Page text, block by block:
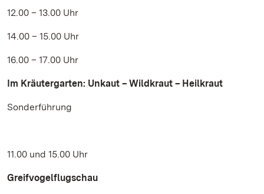
12.00 – 13.00 Uhr
14.00 – 15.00 Uhr
16.00 – 17.00 Uhr
Im Kräutergarten: Unkaut – Wildkraut – Heilkraut
Sonderführung
11.00 und 15.00 Uhr
Greifvogelflugschau